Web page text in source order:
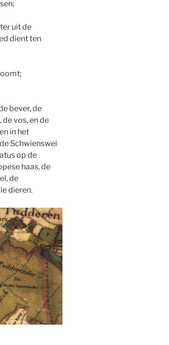
uit de
dient ten
bever, de
vos, en de
in het
Schwienswei
op de
haas, de
de
dieren.